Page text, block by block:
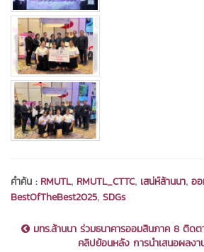
คำค้น : RMUTL, RMUTL_CTTC, เสน่ห์ล้านนา, อ
BestOfTheBest2025, SDGs
มทร.ล้านนา ร่วมธนาคารออมสินภาค 8 ติดต
คลิปย้อนหลัง การนำเสนอผลงา